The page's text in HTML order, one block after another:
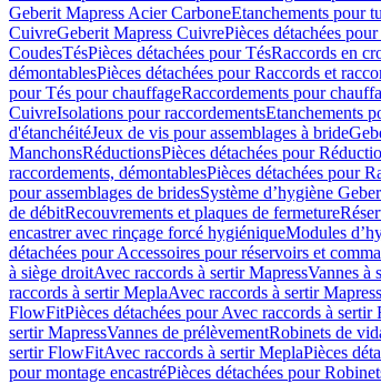
Geberit Mapress Acier CarboneEtanchements pour
CuivreGeberit Mapress CuivrePièces détachées
CoudesTésPièces détachées pour TésRaccords en
démontablesPièces détachées pour Raccords et
pour Tés pour chauffageRaccordements pour
CuivreIsolations pour raccordementsEtanchements
d'étanchéitéJeux de vis pour assemblages à bride
ManchonsRéductionsPièces détachées pour
raccordements, démontablesPièces détachées pour
pour assemblages de bridesSystème d’hygiène
de débitRecouvrements et plaques de fermeture
encastrer avec rinçage forcé hygiéniqueModules
détachées pour Accessoires pour réservoirs et
à siège droitAvec raccords à sertir MapressVannes à
raccords à sertir MeplaAvec raccords à sertir Mapress
FlowFitPièces détachées pour Avec raccords à
sertir MapressVannes de prélèvementRobinets de
sertir FlowFitAvec raccords à sertir MeplaPièces
pour montage encastréPièces détachées pour